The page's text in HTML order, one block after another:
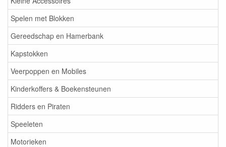
Spelen met Blokken
Gereedschap en Hamerbank
Kapstokken
Veerpoppen en Mobiles
Kinderkoffers & Boekensteunen
Ridders en Piraten
Speeleten
Motorieken